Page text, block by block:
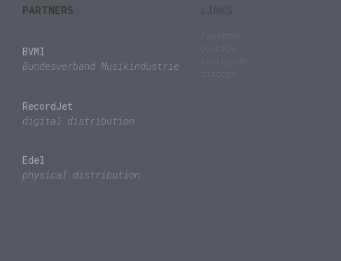
PARTNERS
BVMI
Bundesverband Musikindustrie
RecordJet
digital distribution
Edel
physical distribution
LINKS
facebook
youtube
instagram
discogs